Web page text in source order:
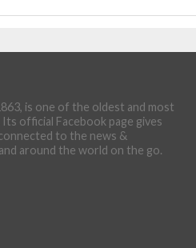
is one of the oldest and most
official Facebook page gives
to the news &
around the world on the go.